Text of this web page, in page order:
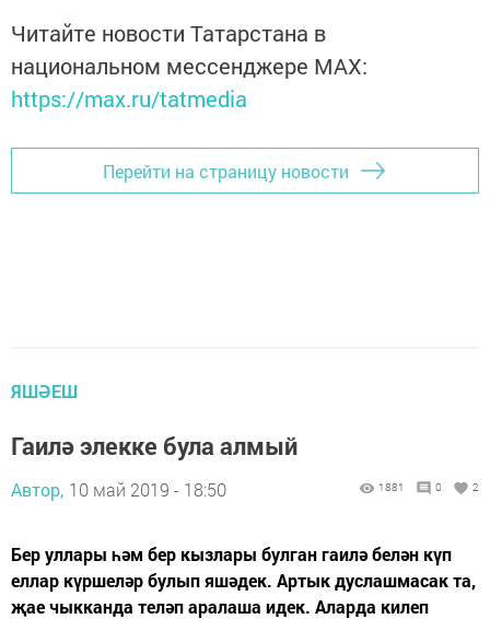
Читайте новости Татарстана в
национальном мессенджере MАХ:
https://max.ru/tatmedia
Перейти на страницу новости
ЯШӘЕШ
Гаилә элекке була алмый
Автор, 10 май 2019 - 18:50 1881 0 2
Бер уллары һәм бер кызлары булган гаилә белән күп
еллар күршеләр булып яшәдек. Артык дуслашмасак та,
җае чыкканда теләп аралаша идек. Аларда килеп